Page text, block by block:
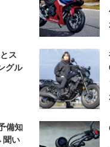
ス
グル
備知
聞い